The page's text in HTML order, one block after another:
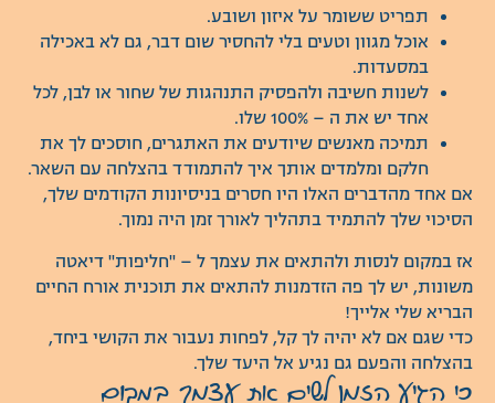
תפריט ששומר על איזון ושובע.
אוכל מגוון וטעים בלי להחסיר שום דבר, גם לא באכילה
במסעדות.
לשנות חשיבה ולהפסיק התנהגות של שחור או לבן, לכל
אחד יש את ה – 100% שלו.
תמיכה מאנשים שיודעים את האתגרים, חוסכים לך את
חלקם ומלמדים אותך איך להתמודד בהצלחה עם השאר.
אם אחד מהדברים האלו היו חסרים בניסיונות הקודמים שלך,
הסיכוי שלך להתמיד בתהליך לאורך זמן היה נמוך.
אז במקום לנסות ולהתאים את עצמך ל – "חליפות" דיאטה
משונות, יש לך פה הזדמנות להתאים את תוכנית אורח החיים
הבריא שלי אלייך!
כדי שגם אם לא יהיה לך קל, לפחות נעבור את הקושי ביחד,
בהצלחה והפעם גם נגיע אל היעד שלך.
כי הגיע הזמן לשים את עצמך במקום